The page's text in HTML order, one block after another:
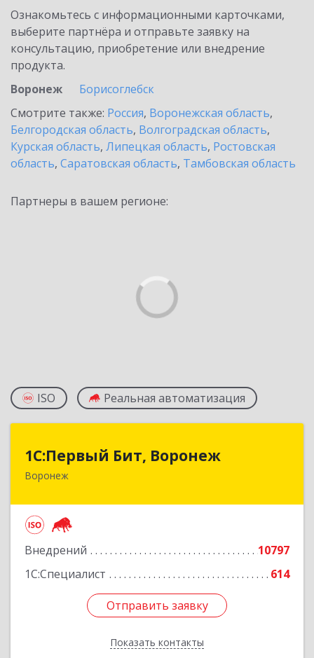
Ознакомьтесь с информационными карточками,
выберите партнёра и отправьте заявку на
консультацию, приобретение или внедрение
продукта.
Воронеж
Борисоглебск
Смотрите также: Россия, Воронежская область,
Белгородская область, Волгоградская область,
Курская область, Липецкая область, Ростовская
область, Саратовская область, Тамбовская область
Партнеры в вашем регионе:
ISO Реальная автоматизация
1С:Первый Бит, Воронеж
Воронеж
Внедрений
10797
1С:Специалист
614
Отправить заявку
Показать контакты
1С:Первый Бит, Воронеж
394006, Воронежская обл, Воронеж г, 20-летия
Отправить заявку
Назад